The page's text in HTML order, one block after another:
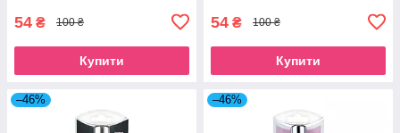
54 ₴ 100 ₴
Купити
54 ₴ 100 ₴
Купити
–46% –46%